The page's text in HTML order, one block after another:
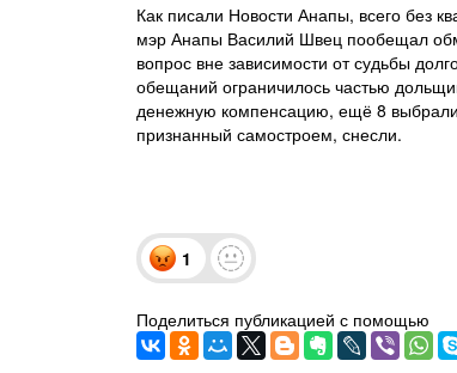
Как писали Новости Анапы, всего без
мэр Анапы Василий Швец пообещал
вопрос вне зависимости от судьбы
обещаний ограничилось частью
денежную компенсацию, ещё 8
признанный самостроем, снесли.
1
Поделиться публикацией с помощью